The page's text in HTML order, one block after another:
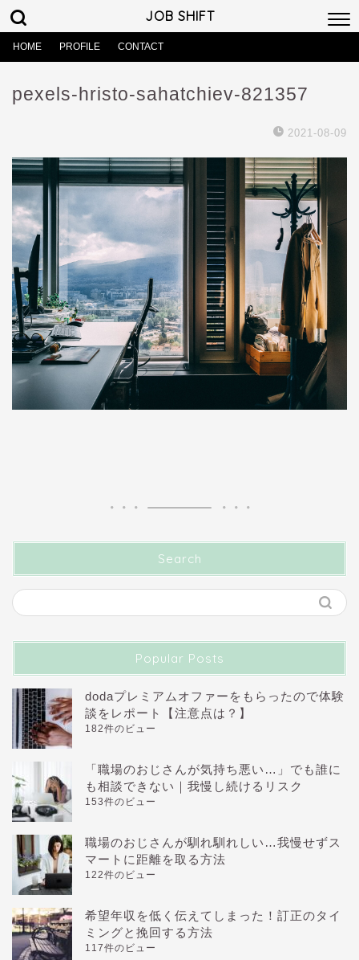
JOB SHIFT
HOME PROFILE CONTACT
pexels-hristo-sahatchiev-821357
2021-08-09
Search
Popular Posts
dodaプレミアムオファーをもらったので体験
談をレポート【注意点は？】
182件のビュー
「職場のおじさんが気持ち悪い…」でも誰に
も相談できない｜我慢し続けるリスク
153件のビュー
職場のおじさんが馴れ馴れしい…我慢せずス
マートに距離を取る方法
122件のビュー
希望年収を低く伝えてしまった！訂正のタイ
ミングと挽回する方法
117件のビュー